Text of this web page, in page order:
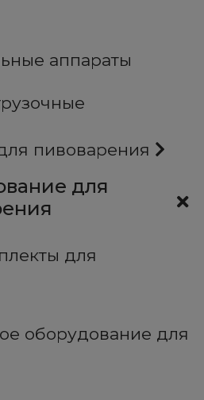
аппараты
пивоварения
для
для
оборудование для